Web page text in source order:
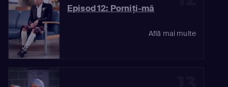
Episod 12: Porniţi-mă
Află mai multe